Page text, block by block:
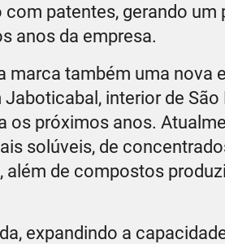
patentes, gerando um
anos da empresa.
também uma nova
interior de São
os próximos anos.
solúveis, de
de compostos
expandindo a